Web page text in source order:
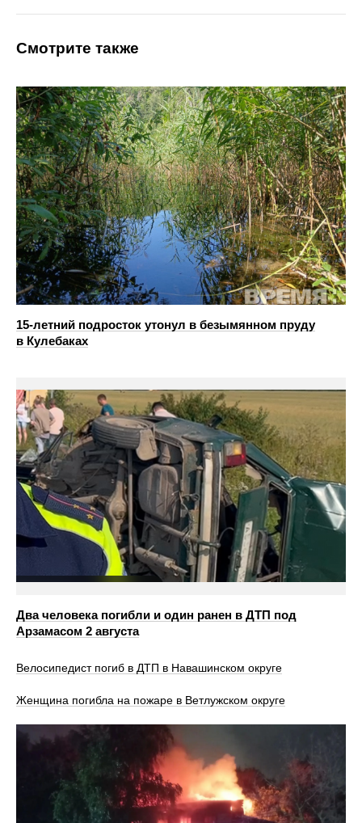
Смотрите также
15-летний подросток утонул в безымянном пруду
в Кулебаках
Два человека погибли и один ранен в ДТП под
Арзамасом 2 августа
Велосипедист погиб в ДТП в Навашинском округе
Женщина погибла на пожаре в Ветлужском округе